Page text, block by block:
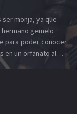
ser monja, ya que
gemelo